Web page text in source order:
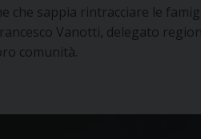
che sappia rintracciare le
Vanotti, delegato
comunità.